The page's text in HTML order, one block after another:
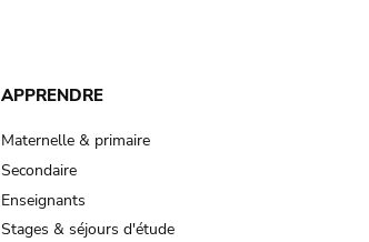
APPRENDRE
Maternelle & primaire
Secondaire
Enseignants
Stages & séjours d'étude